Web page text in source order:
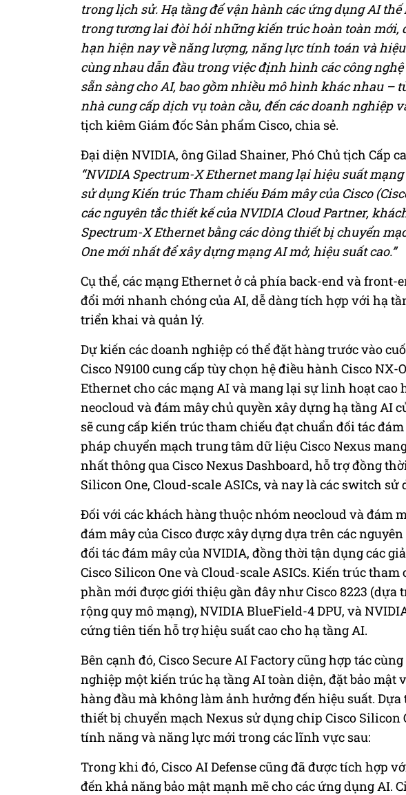
trong lịch sử. Hạ tầng để vận hành các ứng dụng AI
trong tương lai đòi hỏi những kiến trúc hoàn toàn mới,
hạn hiện nay về năng lượng, năng lực tính toán và
cùng nhau dẫn đầu trong việc định hình các công
sẵn sàng cho AI, bao gồm nhiều mô hình khác nhau –
nhà cung cấp dịch vụ toàn cầu, đến các doanh nghiệp
tịch kiêm Giám đốc Sản phẩm Cisco, chia sẻ.
Đại diện NVIDIA, ông Gilad Shainer, Phó Chủ tịch Cấp
“NVIDIA Spectrum-X Ethernet mang lại hiệu suất
sử dụng Kiến trúc Tham chiếu Đám mây của Cisco
các nguyên tắc thiết kế của NVIDIA Cloud Partner,
Spectrum-X Ethernet bằng các dòng thiết bị chuyển
One mới nhất để xây dựng mạng AI mở, hiệu suất cao.”
Cụ thể, các mạng Ethernet ở cả phía back-end và
đổi mới nhanh chóng của AI, dễ dàng tích hợp với hạ
triển khai và quản lý.
Dự kiến các doanh nghiệp có thể đặt hàng trước vào
Cisco N9100 cung cấp tùy chọn hệ điều hành Cisco NX-
Ethernet cho các mạng AI và mang lại sự linh hoạt
neocloud và đám mây chủ quyền xây dựng hạ tầng AI
sẽ cung cấp kiến trúc tham chiếu đạt chuẩn đối tác
pháp chuyển mạch trung tâm dữ liệu Cisco Nexus
nhất thông qua Cisco Nexus Dashboard, hỗ trợ đồng
Silicon One, Cloud-scale ASICs, và nay là các switch
Đối với các khách hàng thuộc nhóm neocloud và đám
đám mây của Cisco được xây dựng dựa trên các
đối tác đám mây của NVIDIA, đồng thời tận dụng các
Cisco Silicon One và Cloud-scale ASICs. Kiến trúc
phần mới được giới thiệu gần đây như Cisco 8223 (dựa
rộng quy mô mạng), NVIDIA BlueField-4 DPU, và
cứng tiên tiến hỗ trợ hiệu suất cao cho hạ tầng AI.
Bên cạnh đó, Cisco Secure AI Factory cũng hợp tác
nghiệp một kiến trúc hạ tầng AI toàn diện, đặt bảo mật
hàng đầu mà không làm ảnh hưởng đến hiệu suất. Dựa
thiết bị chuyển mạch Nexus sử dụng chip Cisco Silicon
tính năng và năng lực mới trong các lĩnh vực sau:
Trong khi đó, Cisco AI Defense cũng đã được tích hợp
đến khả năng bảo mật mạnh mẽ cho các ứng dụng AI.